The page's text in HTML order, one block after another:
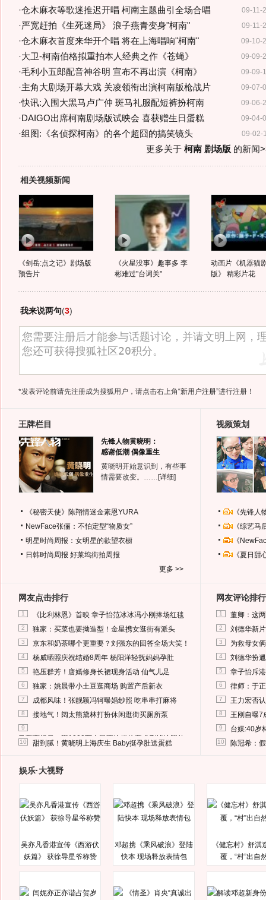
09-11-
·仓木麻衣等歌迷推迟开唱 柯南主题曲引全场合唱
09-11-
·严宽赶拍《生死迷局》 浪子燕青变身"柯南"
09-10-
·仓木麻衣首度来华开个唱 将在上海唱响"柯南"
09-09-
·大卫-柯南伯格拟重拍本人经典之作《苍蝇》
09-09-
·毛利小五郎配音神谷明 宣布不再出演《柯南》
09-07-
·主角大剧场开幕大戏 关凌领衔出演柯南版枪战片
09-06-
·快讯:入围大黑马卢广仲 斑马礼服配短裤扮柯南
09-04-
·DAIGO出席柯南剧场版试映会 喜获赠生日蛋糕
09-02-
·组图:《名侦探柯南》的各个超囧的搞笑镜头
更多关于 柯南 剧场版 的新闻
相关视频新闻
《剑岳:点之记》剧场版
预告片
《火星没事》趣事多 李
彬难过"台词关"
动画片《机器猫
版》 精彩片花
我来说两句(3)
*发表评论前请先注册成为搜狐用户，请点击右上角“新用户注册”进行注册！
王牌栏目
先锋人物黄晓明：
感谢低潮 偶像重生
黄晓明开始意识到，有些事
情需要改变。…… [详细]
《秘密天使》陈翔情迷金素恩YURA
NewFace张俪：不怕定型“物质女”
明星时尚周报：女明星的欲望衣橱
日韩时尚周报 好莱坞街拍周报
更多 >>
视频策划
《先锋
《综艺
《
《夏日
网友点击排行
1 《比利林恩》首映 章子怡范冰冰冯小刚捧场红毯
2 独家：买菜也要拗造型！金星携女逛街有派头
3 京东和奶茶哪个更重要？刘强东的回答全场大笑！
4 杨威晒照庆祝结婚8周年 杨阳洋轻抚妈妈孕肚
5 艳压群芳！唐嫣修身长裙现身活动 仙气儿足
6 独家：姚晨带小土豆逛商场 购置产后新衣
7 成都风味！张靓颖冯轲曝婚纱照 吃串串打麻将
8 接地气！阔太熊黛林打扮休闲逛街买厕所泵
9
马蓉离婚后，砸1000万人民币给媒体要求删掉这照片
10 甜到腻！黄晓明上海庆生 Baby挺孕肚送蛋糕
网友评论排行
1 董卿：这
2 刘德华新
3 为救母女
4 刘德华扮
5 章子怡斥
6 律师：于
7 王力宏否
8 王刚自曝7
9 台媒:40岁
10 陈冠希：
娱乐·大视野
吴亦凡香港宣传《西游伏
妖篇》 获徐导星爷称赞
邓超携《乘风破浪》登陆
快本 现场释放表情包
《健忘村》舒淇
覆，“村”出自